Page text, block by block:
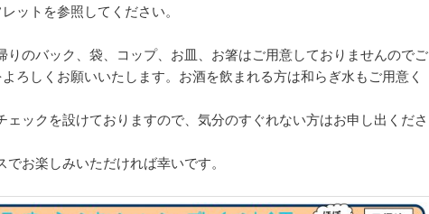
ットを参照してください。
りのバック、袋、コップ、お皿、お箸はご用意しておりませんのでご
ろしくお願いいたします。お酒を飲まれる方は和らぎ水もご用意く
ェックを設けておりますので、気分のすぐれない方はお申し出くださ
お楽しみいただければ幸いです。